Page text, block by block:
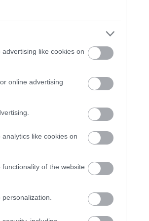
like cookies on
online advertising
like cookies on
of the website
προνομιακό πρόγραμμα
όλους τους κατόχους αυτοκινήτων
Peugeot ServiceGO
ανταλλακτικών
καθώς και ένα λεπτομερή
τιμή περιλαμβάνει ΦΠΑ, εργασία
με τις τεχνικές
με 12 μήνες εργοστασιακής
με γραπτό πιστοποιητικό ελέγχου
συντήρησης Peugeot
οδική βοήθεια για ένα χρόνο σε